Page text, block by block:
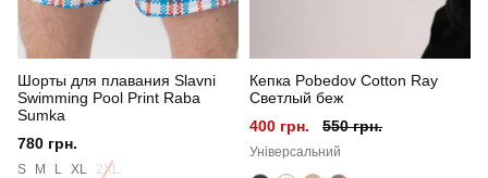
Шорты для плавания Slavni
Swimming Pool Print Raba
Sumka
780 грн.
S M L XL 2XL
Кепка Pobedov Cotton Ray
Светлый беж
400 грн.
550 грн.
Універсальний